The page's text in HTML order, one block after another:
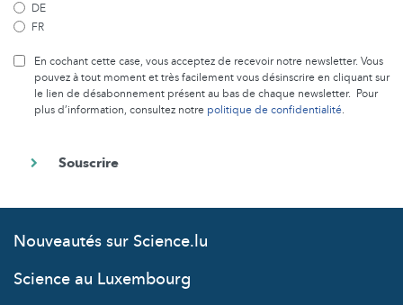
DE
FR
En cochant cette case, vous acceptez de recevoir notre newsletter. Vous
pouvez à tout moment et très facilement vous désinscrire en cliquant sur
le lien de désabonnement présent au bas de chaque newsletter. Pour
plus d’information, consultez notre politique de confidentialité.
Nouveautés sur Science.lu
Science au Luxembourg